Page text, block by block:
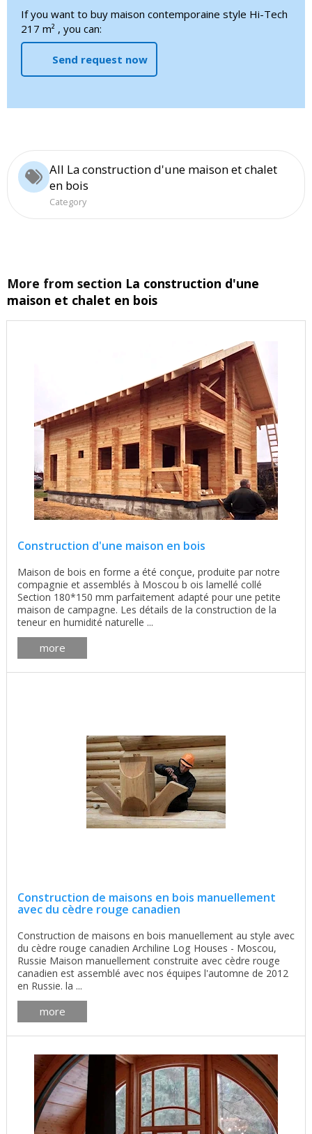
If you want to buy maison contemporaine style Hi-Tech
217 m² , you can:
Send request now
All La construction d'une maison et chalet
en bois
Category
More from section La construction d'une
maison et chalet en bois
Construction d'une maison en bois
Maison de bois en forme a été conçue, produite par notre
compagnie et assemblés à Moscou b ois lamellé collé
Section 180*150 mm parfaitement adapté pour une petite
maison de campagne. Les détails de la construction de la
teneur en humidité naturelle ...
more
Construction de maisons en bois manuellement
avec du cèdre rouge canadien
Construction de maisons en bois manuellement au style avec
du cèdre rouge canadien Archiline Log Houses - Moscou,
Russie Maison manuellement construite avec cèdre rouge
canadien est assemblé avec nos équipes l'automne de 2012
en Russie. la ...
more